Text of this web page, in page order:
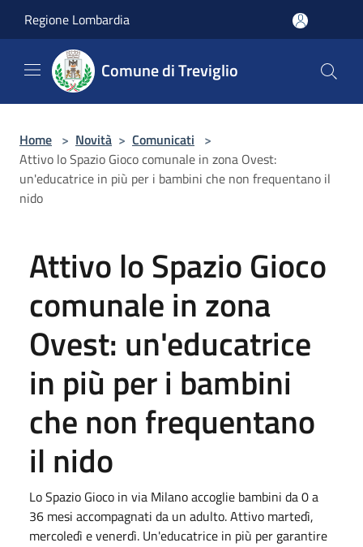
Regione Lombardia
Comune di Treviglio
Home > Novità > Comunicati >
Attivo lo Spazio Gioco comunale in zona Ovest:
un'educatrice in più per i bambini che non frequentano il
nido
Attivo lo Spazio Gioco
comunale in zona
Ovest: un'educatrice
in più per i bambini
che non frequentano
il nido
Lo Spazio Gioco in via Milano accoglie bambini da 0 a
36 mesi accompagnati da un adulto. Attivo martedì,
mercoledì e venerdì. Un'educatrice in più per garantire